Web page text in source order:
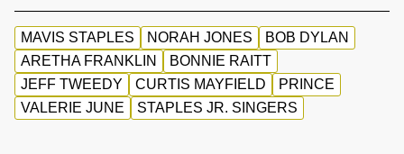
MAVIS STAPLES NORAH JONES
BOB DYLAN
ARETHA FRANKLIN
BONNIE RAITT
JEFF TWEEDY
CURTIS MAYFIELD
PRINCE
VALERIE JUNE
STAPLES JR. SINGERS